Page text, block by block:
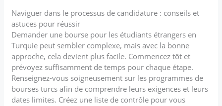
Naviguer dans le processus de candidature : conseils et
astuces pour réussir
Demander une bourse pour les étudiants étrangers en
Turquie peut sembler complexe, mais avec la bonne
approche, cela devient plus facile. Commencez tôt et
prévoyez suffisamment de temps pour chaque étape.
Renseignez-vous soigneusement sur les programmes de
bourses turcs afin de comprendre leurs exigences et leurs
dates limites. Créez une liste de contrôle pour vous